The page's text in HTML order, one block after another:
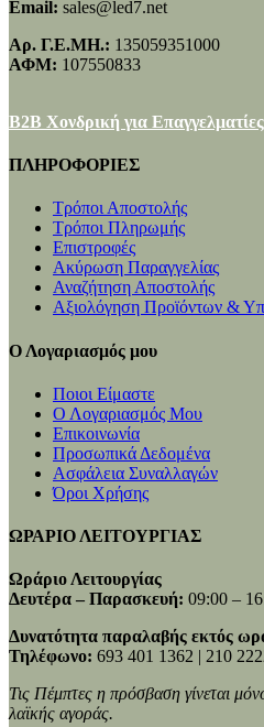
Email: sales@led7.net
Αρ. Γ.Ε.ΜΗ.: 135059351000
ΑΦΜ: 107550833
B2B Χονδρική για Επαγγελματίες
ΠΛΗΡΟΦΟΡΙΕΣ
Τρόποι Αποστολής
Τρόποι Πληρωμής
Επιστροφές
Ακύρωση Παραγγελίας
Αναζήτηση Αποστολής
Αξιολόγηση Προϊόντων &
Ο Λογαριασμός μου
Ποιοι Είμαστε
Ο Λογαριασμός Μου
Επικοινωνία
Προσωπικά Δεδομένα
Ασφάλεια Συναλλαγών
Όροι Χρήσης
ΩΡΑΡΙΟ ΛΕΙΤΟΥΡΓΙΑΣ
Ωράριο Λειτουργίας
Δευτέρα – Παρασκευή: 09:00 –
Δυνατότητα παραλαβής εκτός
Τηλέφωνο: 693 401 1362 | 210
Τις Πέμπτες η πρόσβαση γίνεται
λαϊκής αγοράς.